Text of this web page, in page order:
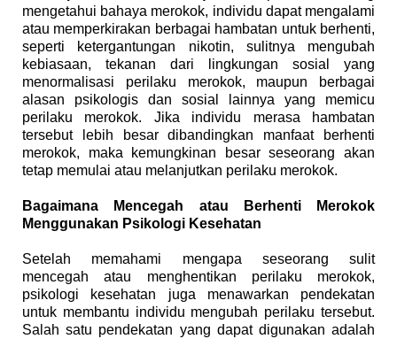
mengetahui bahaya merokok, individu dapat mengalami
atau memperkirakan berbagai hambatan untuk berhenti,
seperti ketergantungan nikotin, sulitnya mengubah
kebiasaan, tekanan dari lingkungan sosial yang
menormalisasi perilaku merokok, maupun berbagai
alasan psikologis dan sosial lainnya yang memicu
perilaku merokok. Jika individu merasa hambatan
tersebut lebih besar dibandingkan manfaat berhenti
merokok, maka kemungkinan besar seseorang akan
tetap memulai atau melanjutkan perilaku merokok.
Bagaimana Mencegah atau Berhenti Merokok
Menggunakan Psikologi Kesehatan
Setelah memahami mengapa seseorang sulit
mencegah atau menghentikan perilaku merokok,
psikologi kesehatan juga menawarkan pendekatan
untuk membantu individu mengubah perilaku tersebut.
Salah satu pendekatan yang dapat digunakan adalah